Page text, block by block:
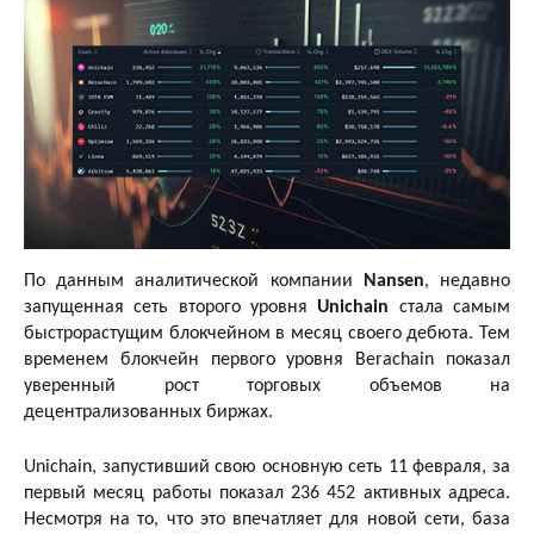
По данным аналитической компании Nansen, недавно
запущенная сеть второго уровняUnichain стала самым
быстрорастущим блокчейном в месяц своего дебюта. Тем
временем блокчейн первого уровня Berachain показал
уверенный рост торговых объемов на
децентрализованных биржах.
Unichain, запустивший свою основную сеть 11 февраля, за
первый месяц работы показал 236 452 активных адреса.
Несмотря на то, что это впечатляет для новой сети, база